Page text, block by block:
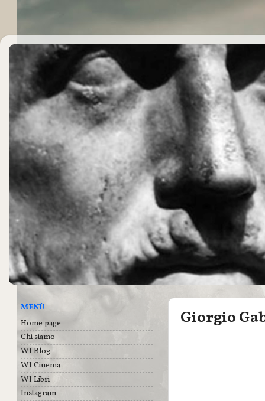
Giorgio
MENÙ
Home page
Chi siamo
WI Blog
WI Cinema
WI Libri
Instagram